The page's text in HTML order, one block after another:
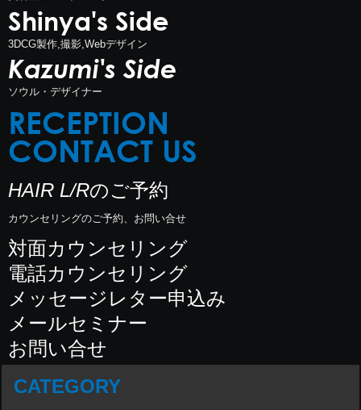
Shinya's Side
3DCG製作,撮影,Webデザイン
Kazumi's Side
ソウル・デザイナー
RECEPTION
CONTACT US
HAIR L/Rのご予約
カウンセリングのご予約、お問い合せ
対面カウンセリング
電話カウンセリング
メッセージレター申込み
メールセミナー
お問い合せ
CATEGORY